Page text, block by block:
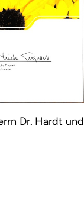
Dr. Hardt und